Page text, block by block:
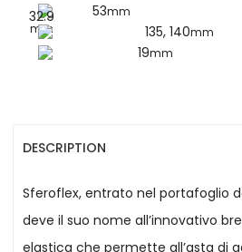
53mm
32.9
mm 135, 140mm
19mm
DESCRIPTION
Sferoflex, entrato nel portafoglio
deve il suo nome all’innovativo
elastica che permette all’asta di